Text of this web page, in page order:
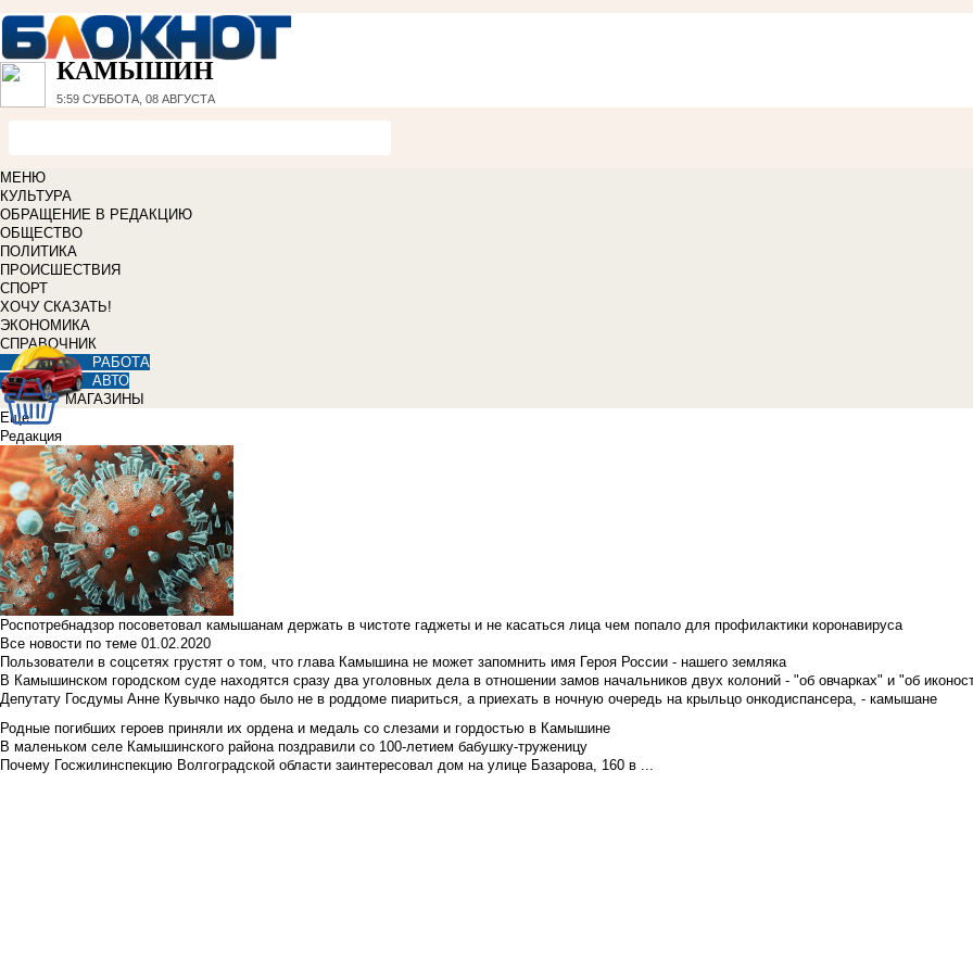
КАМЫШИН
5:59 СУББОТА, 08 АВГУСТА
МЕНЮ
КУЛЬТУРА
ОБРАЩЕНИЕ В РЕДАКЦИЮ
ОБЩЕСТВО
ПОЛИТИКА
ПРОИСШЕСТВИЯ
СПОРТ
ХОЧУ СКАЗАТЬ!
ЭКОНОМИКА
СПРАВОЧНИК
РАБОТА
АВТО
МАГАЗИНЫ
Еще
Редакция
Роспотребнадзор посоветовал камышанам держать в чистоте гаджеты и не касаться лица чем попало для профилактики коронавируса
Все новости по теме 01.02.2020
Пользователи в соцсетях грустят о том, что глава Камышина не может запомнить имя Героя России - нашего земляка
В Камышинском городском суде находятся сразу два уголовных дела в отношении замов начальников двух колоний - "об овчарках" и "об
Депутату Госдумы Анне Кувычко надо было не в роддоме пиариться, а приехать в ночную очередь на крыльцо онкодиспансера, - камышане
Родные погибших героев приняли их ордена и медаль со слезами и гордостью в Камышине
В маленьком селе Камышинского района поздравили со 100-летием бабушку-труженицу
Почему Госжилинспекцию Волгоградской области заинтересовал дом на улице Базарова, 160 в ...